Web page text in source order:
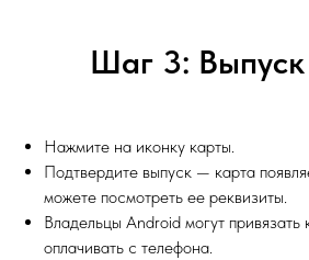
Шаг 3:
Нажмите на иконку карты.
Подтвердите выпуск — карта
можете посмотреть ее реквизиты.
Владельцы Android могут привязать
оплачивать с телефона.